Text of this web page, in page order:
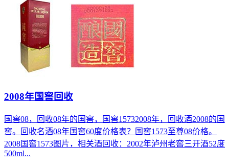
2008年国窖回收
国窖08，回收08年的国窖，国窖15732008年，回收酒2008的国
窖。回收名酒08年国窖60度价格表？国窖1573至尊08价格。
2008国窖1573图片，相关酒回收：2002年泸州老窖三开酒52度
500ml...